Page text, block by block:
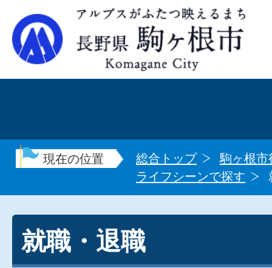
現在の位置 総合トップ
駒ヶ根市
ライフシーンで探す
就職・退職